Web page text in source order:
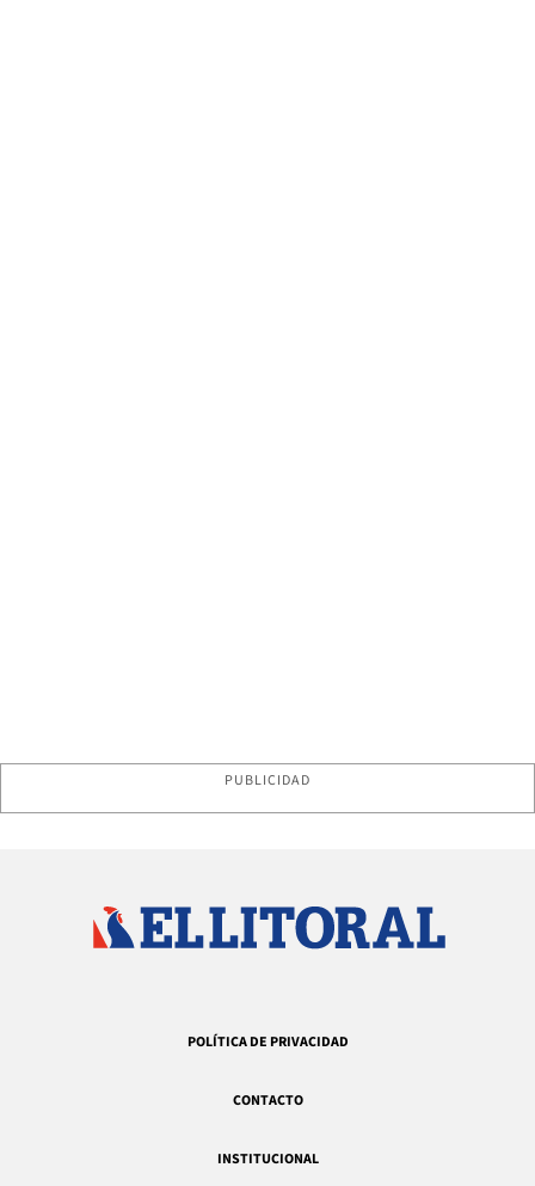
PUBLICIDAD
POLÍTICA DE PRIVACIDAD
CONTACTO
INSTITUCIONAL